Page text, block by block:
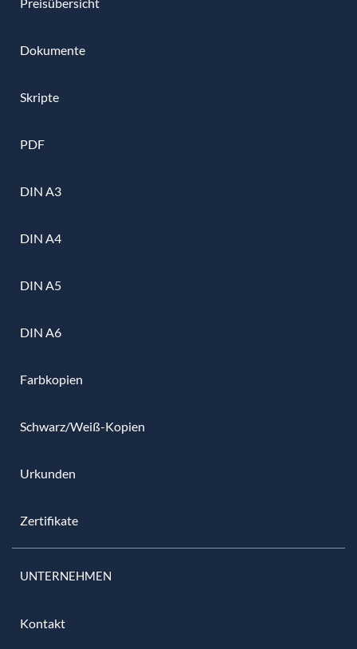
Dokumente
Skripte
PDF
DIN A3
DIN A4
DIN A5
DIN A6
Farbkopien
Schwarz/Weiß-Kopien
Urkunden
Zertifikate
UNTERNEHMEN
Kontakt